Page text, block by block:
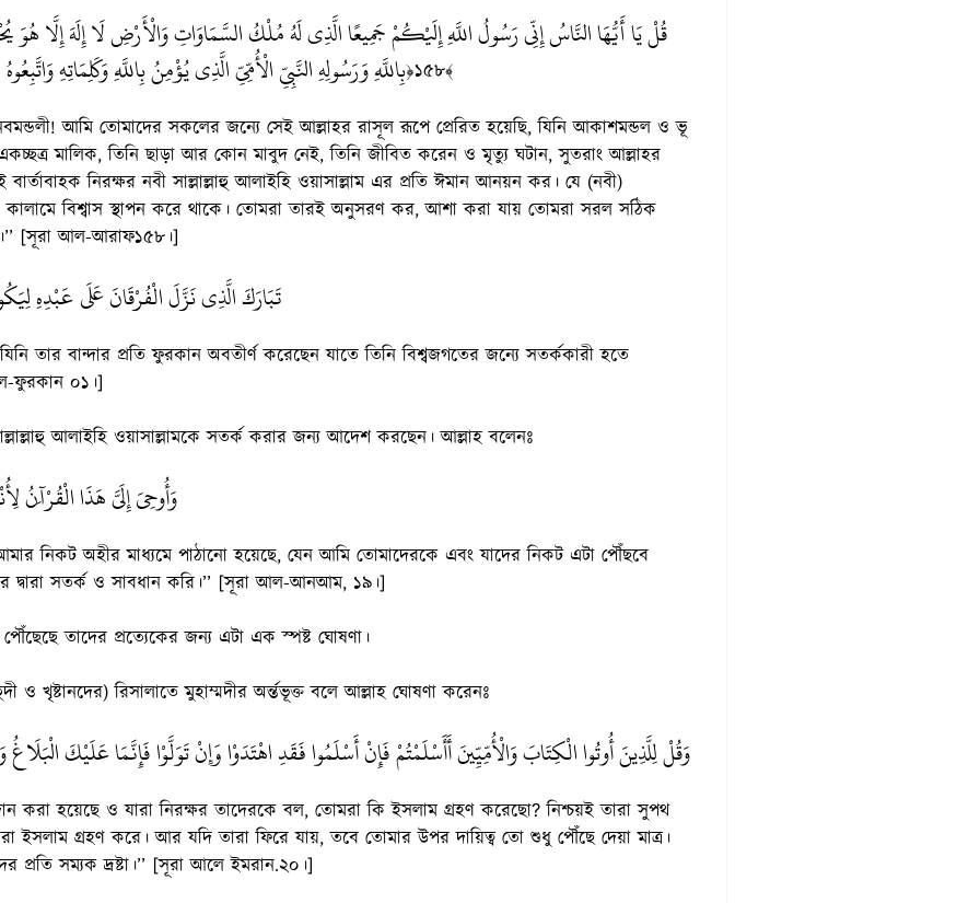
قُلْ يَا أَيُّهَا النَّاسُ إِنِّي رَسُولُ اللَّهِ إِلَيْكُمْ جَمِيعًا الَّذِي لَهُ مُلْكُ السَّمَاوَاتِ وَالْأَرْضِ لَا إِلَهَ إِلَّا هُوَ
بِاللَّهِ وَرَسُولِهِ النَّبِيِّ الْأُمِّيِّ الَّذِي يُؤْمِنُ بِاللَّهِ وَكَلِمَاتِهِ﴿১৫৮﴾
আমি তোমাদের সকলের জন্যে সেই আল্লাহর রাসূল রূপে প্রেরিত হয়েছি, যিনি আকাশমন্ডল ও ভূ
মালিক, তিনি ছাড়া আর কোন মাবুদ নেই, তিনি জীবিত করেন ও মৃত্যু ঘটান, সুতরাং আল্লাহর
বার্তাবাহক নিরক্ষর নবী সাল্লাল্লাহু আলাইহি ওয়াসাল্লাম এর প্রতি ঈমান আনয়ন কর। যে (নবী)
বিশ্বাস স্থাপন করে থাকে। তোমরা তারই অনুসরণ কর, আশা করা যায় তোমরা সরল সঠিক
[সূরা আল-আরাফ১৫৮।]
تَبَارَكَ الَّذِي نَزَّلَ الْفُرْقَانَ عَلَى عَبْدِهِ
তার বান্দার প্রতি ফুরকান অবতীর্ণ করেছেন যাতে তিনি বিশ্বজগতের জন্যে সতর্ককারী হতে
ফুরকান ০১।]
আলাইহি ওয়াসাল্লামকে সতর্ক করার জন্য আদেশ করছেন। আল্লাহ বলেনঃ
وَأُوحِيَ إِلَيَّ هَذَا الْقُرْآَنُ
নিকট অহীর মাধ্যমে পাঠানো হয়েছে, যেন আমি তোমাদেরকে এবং যাদের নিকট এটা পৌঁছবে
সতর্ক ও সাবধান করি।’’ [সূরা আল-আনআম, ১৯।]
তাদের প্রত্যেকের জন্য এটা এক স্পষ্ট ঘোষণা।
ও খৃষ্টানদের) রিসালাতে মুহাম্মদীর অর্ন্তভূক্ত বলে আল্লাহ ঘোষণা করেনঃ
وَقُلْ لِلَّذِينَ أُوتُوا الْكِتَابَ وَالْأُمِّيِّينَ أَأَسْلَمْتُمْ فَإِنْ أَسْلَمُوا فَقَدِ اهْتَدَوْا وَإِنْ تَوَلَّوْا فَإِنَّمَا عَلَيْكَ الْبَلَاغُ
করা হয়েছে ও যারা নিরক্ষর তাদেরকে বল, তোমরা কি ইসলাম গ্রহণ করেছো? নিশ্চয়ই তারা সুপথ
ইসলাম গ্রহণ করে। আর যদি তারা ফিরে যায়, তবে তোমার উপর দায়িত্ব তো শুধু পৌঁছে দেয়া মাত্র।
প্রতি সম্যক দ্রষ্টা।’’ [সূরা আলে ইমরান.২০।]